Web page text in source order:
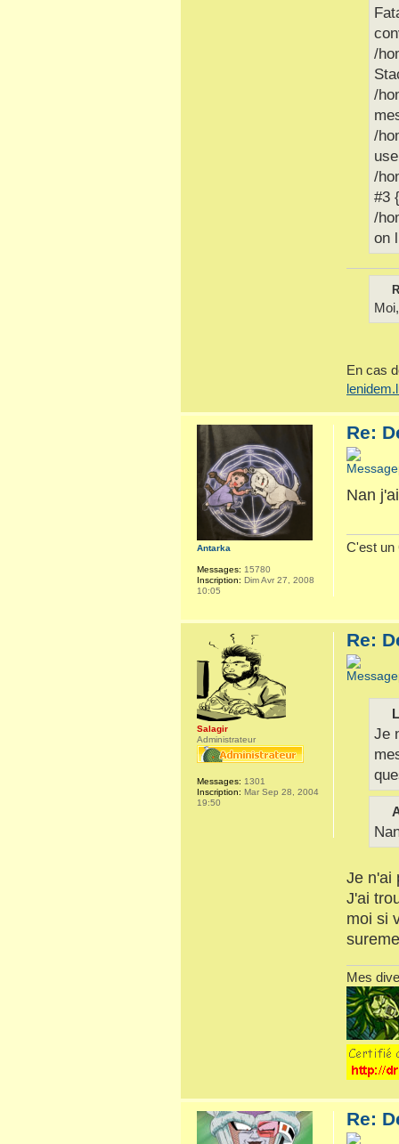
/
/
/
/
#3
/
on
En cas
Re:
Nan
C'est un
Antarka
Messages: 15780
Inscription: Dim Avr 27, 2008
10:05
Re:
Je
Je n'ai
J'ai
moi si
Mes
Salagir
Administrateur
Messages: 1301
Inscription: Mar Sep 28, 2004
19:50
Re: